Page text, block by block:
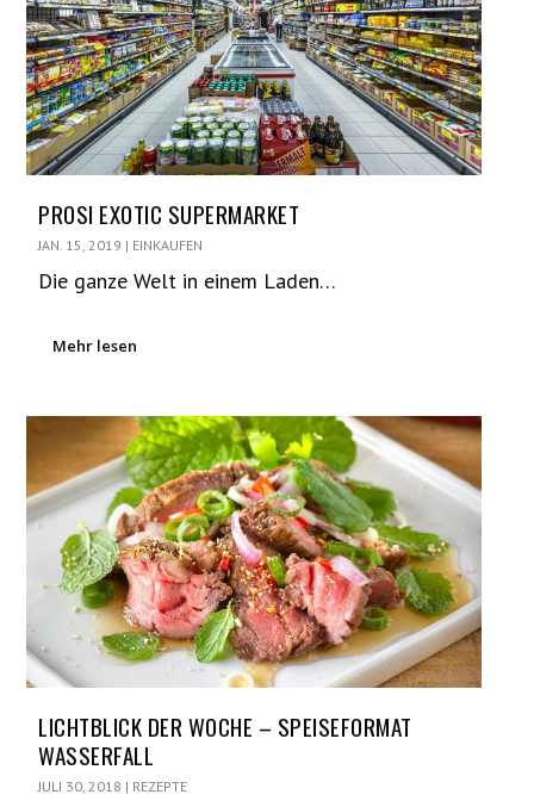
PROSI EXOTIC SUPERMARKET
JAN. 15, 2019 | EINKAUFEN
Die ganze Welt in einem Laden…
Mehr lesen
LICHTBLICK DER WOCHE – SPEISEFORMAT
WASSERFALL
JULI 30, 2018 | REZEPTE